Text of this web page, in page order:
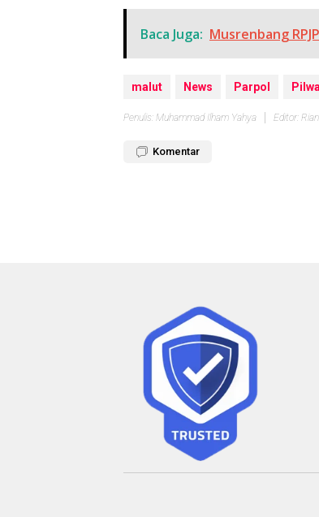
Baca Juga: Musrenbang
malut News Parpol
Penulis: Muhammad Ilham Yahya Editor:
Komentar